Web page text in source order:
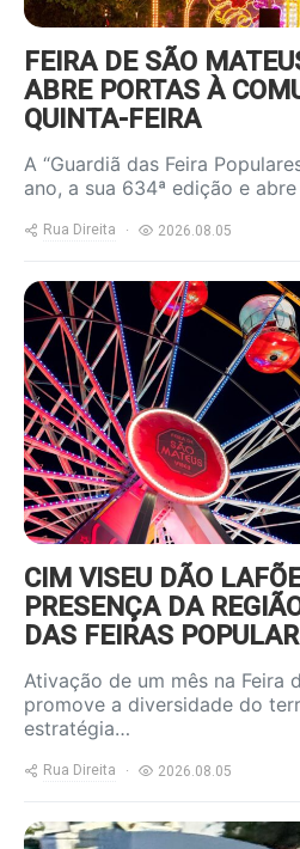
FEIRA DE SÃO
ABRE PORTAS À
QUINTA-FEIRA
A “Guardiã das Feira
ano, a sua 634ª edição e
Rua Direita 2026.08.05
https://www.ruadireita.pt/wp-
content/uploads/2026/08/
s-mateus-800x600.jpg
CIM VISEU DÃO
PRESENÇA DA
DAS FEIRAS
Ativação de um mês na Feira
promove a diversidade do
estratégia…
Rua Direita 2026.08.05
https://www.ruadireita.pt/wp-